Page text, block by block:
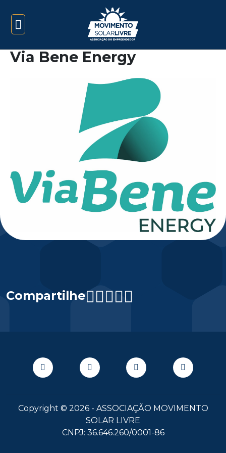
Via Bene Energy
Compartilhe
Copyright © 2026 - ASSOCIAÇÃO MOVIMENTO
SOLAR LIVRE
CNPJ: 36.646.260/0001-86